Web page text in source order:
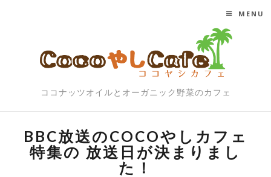
ココナッツオイルとオーガニック野菜のカフェ
MENU
BBC放送のCOCOやしカフェ
特集の 放送日が決まりまし
た！